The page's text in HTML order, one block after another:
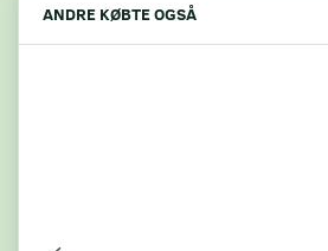
ANDRE KØBTE OGSÅ